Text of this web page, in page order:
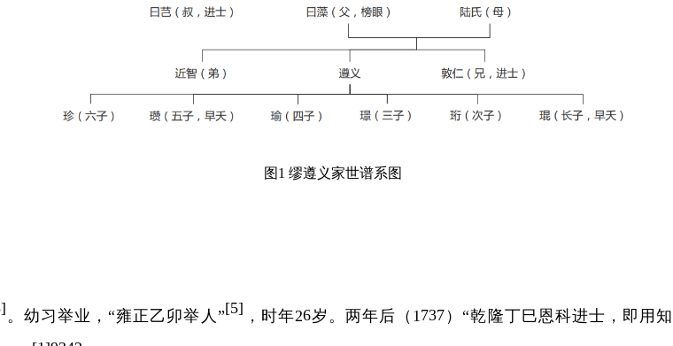
图1 缪遵义家世谱系图
。幼习举业，“雍正乙卯举人”[5] ，时年26岁。两年后（ 1 737 ）“乾隆丁巳恩科进士，即用